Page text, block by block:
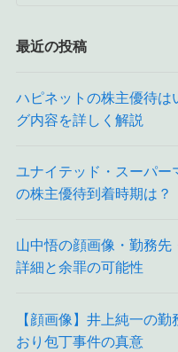
最近の投稿
ハピネットの株主優待は
グ内容を詳しく解説
ユナイテッド・スーパー
の株主優待到着時期は？
山中悟の顔画像・勤務
詳細と余罪の可能性
【顔画像】井上純一の
おり包丁事件の真意